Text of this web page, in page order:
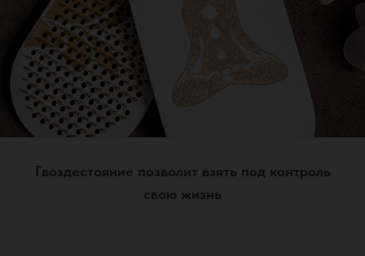
Гвоздестояние позволит взять под контроль
свою жизнь